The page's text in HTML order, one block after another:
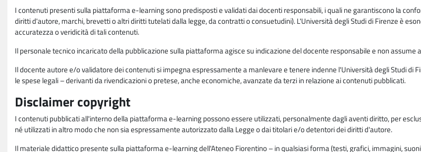
I contenuti presenti sulla piattaforma e-learning sono predisposti e validati dai docenti responsabili, i quali ne garantiscono la
diritti d'autore, marchi, brevetti o altri diritti tutelati dalla legge, da contratti o consuetudini). L'Università degli Studi di Firenze è
accuratezza o veridicità di tali contenuti.
Il personale tecnico incaricato della pubblicazione sulla piattaforma agisce su indicazione del docente responsabile e non
Il docente autore e/o validatore dei contenuti si impegna espressamente a manlevare e tenere indenne l'Università degli Studi di
le spese legali – derivanti da rivendicazioni o pretese, anche economiche, avanzate da terzi in relazione ai contenuti pubblicati.
Disclaimer copyright
I contenuti pubblicati all'interno della piattaforma e-learning possono essere utilizzati, personalmente dagli aventi diritto, per
né utilizzati in altro modo che non sia espressamente autorizzato dalla Legge o dai titolari e/o detentori dei diritti d'autore.
Il materiale didattico presente sulla piattaforma e-learning dell'Ateneo Fiorentino – in qualsiasi forma (testi, grafici, immagini,